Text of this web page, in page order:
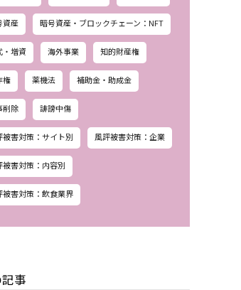
資産 暗号資産・ブロックチェーン：NFT
・増資 海外事業 知的財産権
権 薬機法 補助金・助成金
削除 誹謗中傷
被害対策：サイト別 風評被害対策：企業
被害対策：内容別
被害対策：飲食業界
事